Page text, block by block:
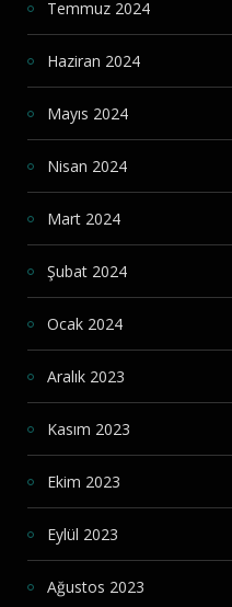
Temmuz 2024
Haziran 2024
Mayıs 2024
Nisan 2024
Mart 2024
Şubat 2024
Ocak 2024
Aralık 2023
Kasım 2023
Ekim 2023
Eylül 2023
Ağustos 2023